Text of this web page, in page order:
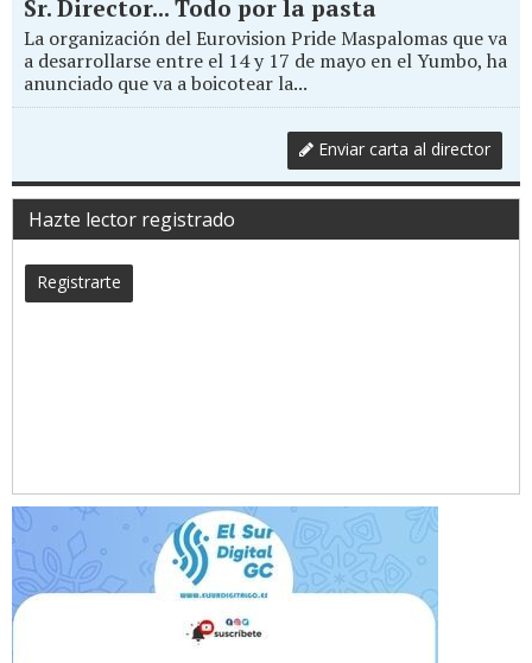
Sr. Director... Todo por la pasta
La organización del Eurovision Pride Maspalomas que va
a desarrollarse entre el 14 y 17 de mayo en el Yumbo, ha
anunciado que va a boicotear la...
Enviar carta al director
Hazte lector registrado
Registrarte